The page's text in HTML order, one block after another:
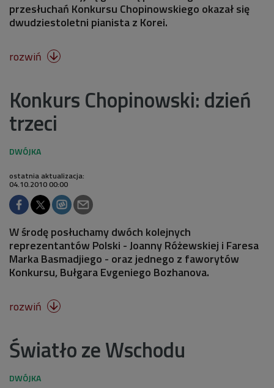
przesłuchań Konkursu Chopinowskiego okazał się
dwudziestoletni pianista z Korei.
rozwiń 
Konkurs Chopinowski: dzień
trzeci
ostatnia aktualizacja:
04.10.2010 00:00
W środę posłuchamy dwóch kolejnych
reprezentantów Polski - Joanny Różewskiej i Faresa
Marka Basmadjiego - oraz jednego z faworytów
Konkursu, Bułgara Evgeniego Bozhanova.
rozwiń 
Światło ze Wschodu